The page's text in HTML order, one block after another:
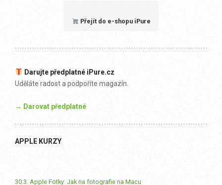
Přejít do e-shopu iPure
Darujte předplatné iPure.cz
Uděláte radost a podpoříte magazín.
→ Darovat předplatné
APPLE KURZY
30.3. Apple Fotky: Jak na fotografie na Macu